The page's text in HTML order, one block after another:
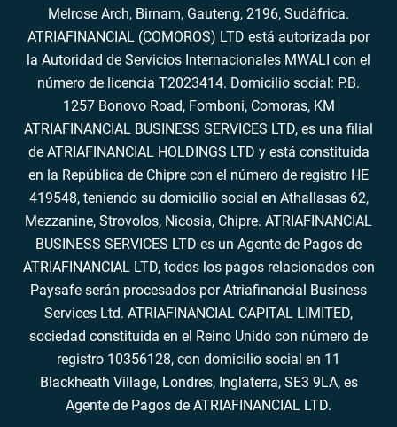
Melrose Arch, Birnam, Gauteng, 2196, Sudáfrica.
ATRIAFINANCIAL (COMOROS) LTD está autorizada por
la Autoridad de Servicios Internacionales MWALI con el
número de licencia T2023414. Domicilio social: P.B.
1257 Bonovo Road, Fomboni, Comoras, KM
ATRIAFINANCIAL BUSINESS SERVICES LTD, es una filial
de ATRIAFINANCIAL HOLDINGS LTD y está constituida
en la República de Chipre con el número de registro HE
419548, teniendo su domicilio social en Athallasas 62,
Mezzanine, Strovolos, Nicosia, Chipre. ATRIAFINANCIAL
BUSINESS SERVICES LTD es un Agente de Pagos de
ATRIAFINANCIAL LTD, todos los pagos relacionados con
Paysafe serán procesados por Atriafinancial Business
Services Ltd. ATRIAFINANCIAL CAPITAL LIMITED,
sociedad constituida en el Reino Unido con número de
registro 10356128, con domicilio social en 11
Blackheath Village, Londres, Inglaterra, SE3 9LA, es
Agente de Pagos de ATRIAFINANCIAL LTD.